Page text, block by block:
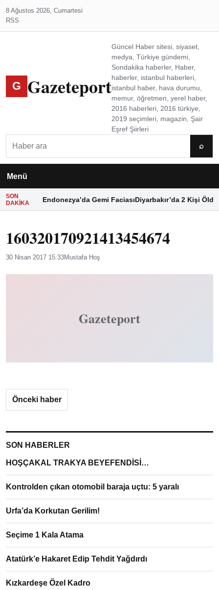
8 Ağustos 2026, Cumartesi
RSS
G Gazeteport
Güncel Haber sitesi, siyaset,
medya, Türkiye gündemi,
Sondakika haberler, Haber,
haberler, istanbul haberleri,
istanbul haber, hava durumu,
memur, öğretmen, yerel haber,
2016 haberleri, 2016 türkiye,
2019 seçimleri, magazin, Şair
Eşref Şiirleri
⌕
Menü
SON
DAKIKA
Endonezya’da Gemi FaciasıDiyarbakır’da 2 Kişi Öldü
160320170921413454674
30 Nisan 2017 15:33Mustafa Hoş
Gazeteport
Önceki haber
SON HABERLER
HOŞÇAKAL TRAKYA BEYEFENDİSİ…
Kontrolden çıkan otomobil baraja uçtu: 5 yaralı
Urfa’da Korkutan Gerilim!
Seçime 1 Kala Atama
Atatürk’e Hakaret Edip Tehdit Yağdırdı
Kızkardeşe Özel Kadro